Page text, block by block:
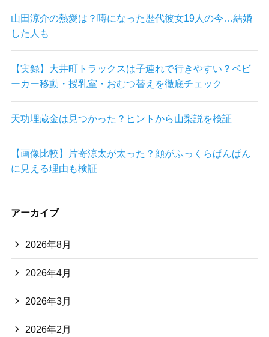
山田涼介の熱愛は？噂になった歴代彼女19人の今…結婚
した人も
【実録】大井町トラックスは子連れで行きやすい？ベビ
ーカー移動・授乳室・おむつ替えを徹底チェック
天功埋蔵金は見つかった？ヒントから山梨説を検証
【画像比較】片寄涼太が太った？顔がふっくらぱんぱん
に見える理由も検証
アーカイブ
2026年8月
2026年4月
2026年3月
2026年2月